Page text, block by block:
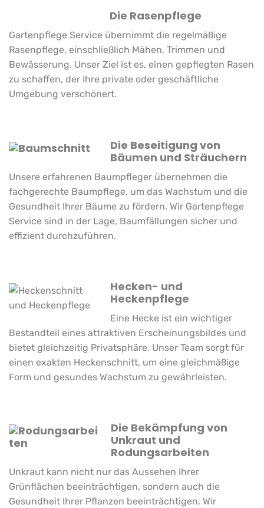
Die Rasenpflege
Gartenpflege Service übernimmt die regelmäßige
Rasenpflege, einschließlich Mähen, Trimmen und
Bewässerung. Unser Ziel ist es, einen gepflegten Rasen
zu schaffen, der Ihre private oder geschäftliche
Umgebung verschönert.
Die Beseitigung von
Bäumen und Sträuchern
Unsere erfahrenen Baumpfleger übernehmen die
fachgerechte Baumpflege, um das Wachstum und die
Gesundheit Ihrer Bäume zu fördern. Wir Gartenpflege
Service sind in der Lage, Baumfällungen sicher und
effizient durchzuführen.
Hecken- und
Heckenpflege
Eine Hecke ist ein wichtiger
Bestandteil eines attraktiven Erscheinungsbildes und
bietet gleichzeitig Privatsphäre. Unser Team sorgt für
einen exakten Heckenschnitt, um eine gleichmäßige
Form und gesundes Wachstum zu gewährleisten.
Die Bekämpfung von
Unkraut und
Rodungsarbeiten
Unkraut kann nicht nur das Aussehen Ihrer
Grünflächen beeinträchtigen, sondern auch die
Gesundheit Ihrer Pflanzen beeinträchtigen. Wir